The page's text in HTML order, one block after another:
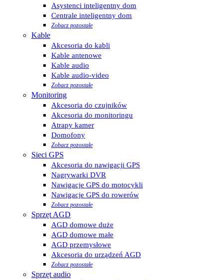
Asystenci inteligentny dom
Centrale inteligentny dom
Zobacz pozostałe
Kable
Akcesoria do kabli
Kable antenowe
Kable audio
Kable audio-video
Zobacz pozostałe
Monitoring
Akcesoria do czujników
Akcesoria do monitoringu
Atrapy kamer
Domofony
Zobacz pozostałe
Sieci GPS
Akcesoria do nawigacji GPS
Nagrywarki DVR
Nawigacje GPS do motocykli
Nawigacje GPS do rowerów
Zobacz pozostałe
Sprzęt AGD
AGD domowe duże
AGD domowe małe
AGD przemysłowe
Akcesoria do urządzeń AGD
Zobacz pozostałe
Sprzęt audio